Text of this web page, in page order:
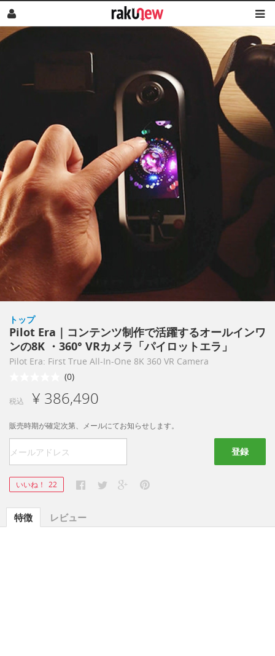
トップ
Pilot Era｜コンテンツ制作で活躍するオールインワ
ンの8K ・360° VRカメラ「パイロットエラ」
Pilot Era: First True All-In-One 8K 360 VR Camera
(0)
税込 ¥ 386,490
販売時期が確定次第、メールにてお知らせします。
登録
いいね！ 22
特徴 レビュー